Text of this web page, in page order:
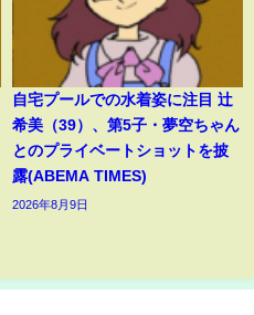
自宅プールでの水着姿に注目 辻
希美（39）、第5子・夢空ちゃん
とのプライベートショットを披
露(ABEMA TIMES)
2026年8月9日